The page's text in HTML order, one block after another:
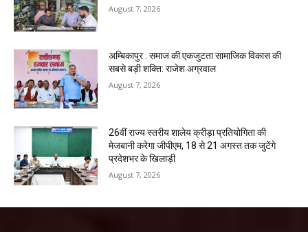
August 7, 2026
अम्बिकापुर : समाज की एकजुटता सामाजिक विकास की
सबसे बड़ी शक्ति: राजेश अग्रवाल
August 7, 2026
26वीं राज्य स्तरीय शालेय क्रीड़ा प्रतियोगिता की
मेजबानी करेगा जीपीएम, 18 से 21 अगस्त तक जुटेंगे
प्रदेशभर के खिलाड़ी
August 7, 2026